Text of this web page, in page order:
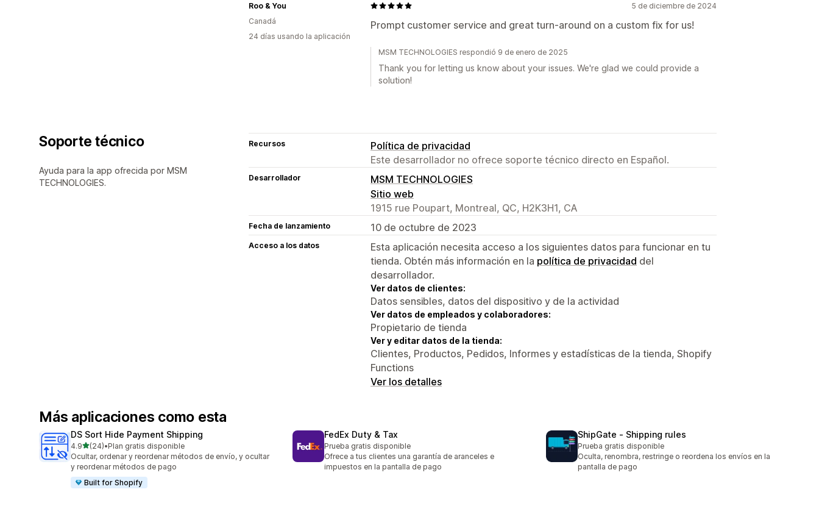
5 de diciembre de 2024
Prompt customer service and great turn-around on a custom fix for us!
Roo & You
Canadá
24 días usando la aplicación
MSM TECHNOLOGIES respondió 9 de enero de 2025
Thank you for letting us know about your issues. We're glad we could provide a
solution!
Soporte técnico
Ayuda para la app ofrecida por MSM
TECHNOLOGIES.
Recursos
Política de privacidad
Este desarrollador no ofrece soporte técnico directo en Español.
Desarrollador
MSM TECHNOLOGIES
Sitio web
1915 rue Poupart, Montreal, QC, H2K3H1, CA
Fecha de lanzamiento 10 de octubre de 2023
Acceso a los datos
Esta aplicación necesita acceso a los siguientes datos para funcionar en tu
tienda. Obtén más información en la política de privacidad del
desarrollador.
Ver datos de clientes:
Datos sensibles, datos del dispositivo y de la actividad
Ver datos de empleados y colaboradores:
Propietario de tienda
Ver y editar datos de la tienda:
Clientes, Productos, Pedidos, Informes y estadísticas de la tienda, Shopify
Functions
Ver los detalles
Más aplicaciones como esta
DS Sort Hide Payment Shipping
4.9de 5 estrellas
(24)
24 reseñas en total
•Plan gratis disponible
Ocultar, ordenar y reordenar métodos de envío, y ocultar
y reordenar métodos de pago
Built for Shopify
FedEx Duty & Tax
Prueba gratis disponible
Ofrece a tus clientes una garantía de aranceles e
impuestos en la pantalla de pago
ShipGate ‑ Shipping rules
Prueba gratis disponible
Oculta, renombra, restringe o reordena los envíos en la
pantalla de pago